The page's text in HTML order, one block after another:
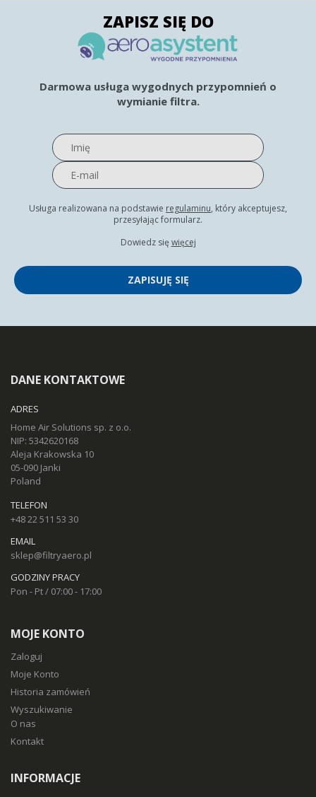
ZAPISZ SIĘ DO
Darmowa usługa wygodnych przypomnień o
wymianie filtra.
Usługa realizowana na podstawie regulaminu, który akceptujesz,
przesyłając formularz.
Dowiedz się więcej
ZAPISUJĘ SIĘ
DANE KONTAKTOWE
ADRES
Home Air Solutions sp. z o.o.
NIP: 5342620168
Aleja Krakowska 10
05-090 Janki
Poland
TELEFON
+48 22 511 53 30
EMAIL
sklep@filtryaero.pl
GODZINY PRACY
Pon - Pt / 07:00 - 17:00
MOJE KONTO
Zaloguj
Moje Konto
Historia zamówień
Wyszukiwanie
O nas
Kontakt
INFORMACJE